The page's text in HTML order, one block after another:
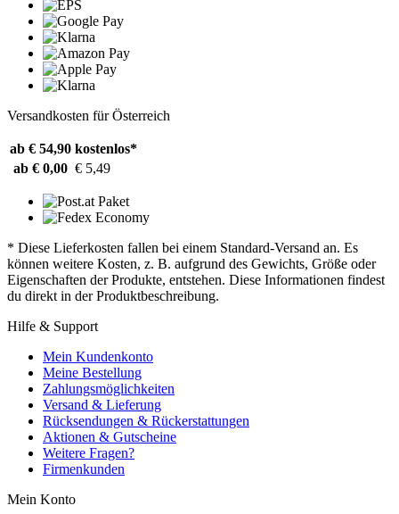
Versandkosten für Österreich
ab € 54,90 kostenlos*
ab € 0,00 € 5,49
* Diese Lieferkosten fallen bei einem Standard-Versand an. Es
können weitere Kosten, z. B. aufgrund des Gewichts, Größe oder
Eigenschaften der Produkte, entstehen. Diese Informationen findest
du direkt in der Produktbeschreibung.
Hilfe & Support
Mein Kundenkonto
Meine Bestellung
Zahlungsmöglichkeiten
Versand & Lieferung
Rücksendungen & Rückerstattungen
Aktionen & Gutscheine
Weitere Fragen?
Firmenkunden
Mein Konto